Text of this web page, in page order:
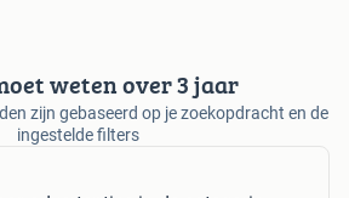
weten over 3 jaar
zijn gebaseerd op je zoekopdracht en de
ingestelde filters